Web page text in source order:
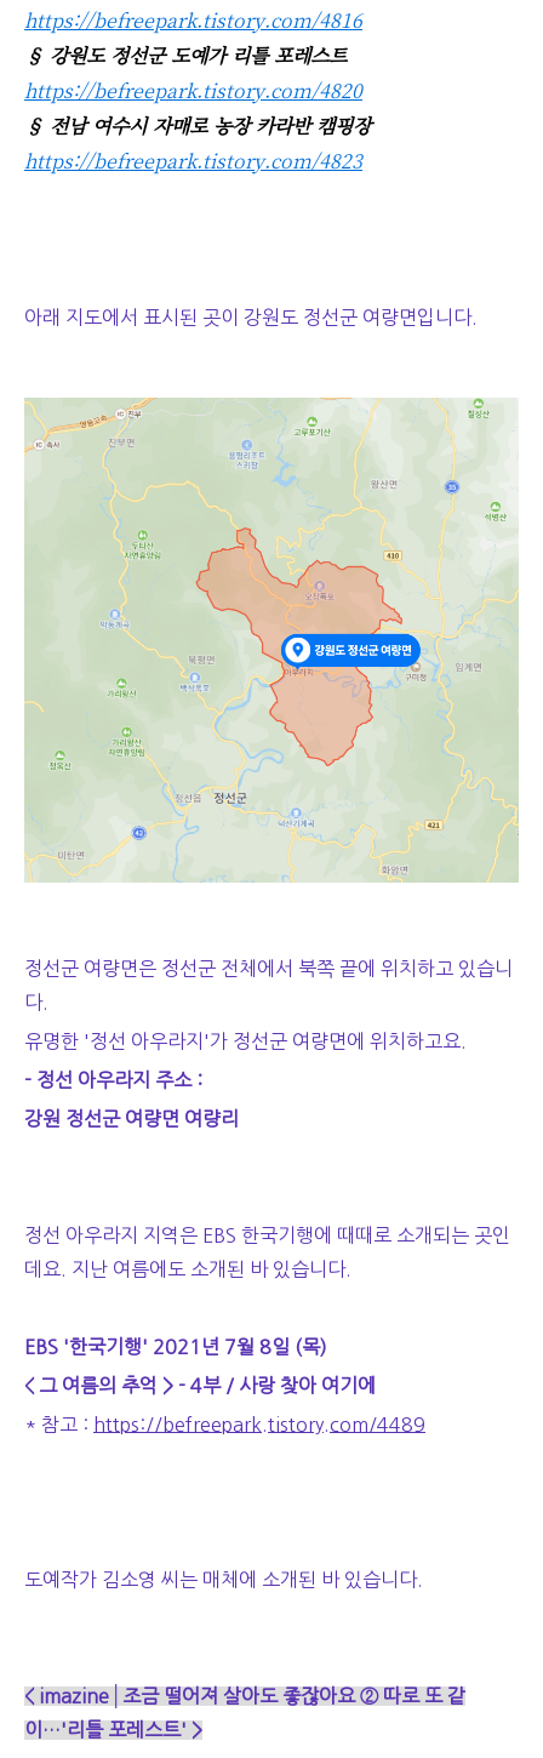
https://befreepark.tistory.com/4816
§ 강원도 정선군 도예가 리틀 포레스트
https://befreepark.tistory.com/4820
§ 전남 여수시 자매로 농장 카라반 캠핑장
https://befreepark.tistory.com/4823
아래 지도에서 표시된 곳이 강원도 정선군 여량면입니다.
정선군 여량면은 정선군 전체에서 북쪽 끝에 위치하고 있습니
다.
유명한 '정선 아우라지'가 정선군 여량면에 위치하고요.
- 정선 아우라지 주소 :
강원 정선군 여량면 여량리
정선 아우라지 지역은 EBS 한국기행에 때때로 소개되는 곳인
데요. 지난 여름에도 소개된 바 있습니다.
EBS '한국기행' 2021년 7월 8일 (목)
< 그 여름의 추억 > - 4부 / 사랑 찾아 여기에
* 참고 : https://befreepark.tistory.com/4489
도예작가 김소영 씨는 매체에 소개된 바 있습니다.
< imazine│조금 떨어져 살아도 좋잖아요 ② 따로 또 같
이…'리틀 포레스트' >